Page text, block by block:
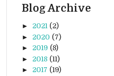
Blog Archive
► 2021 (2)
► 2020 (7)
► 2019 (8)
► 2018 (11)
► 2017 (19)